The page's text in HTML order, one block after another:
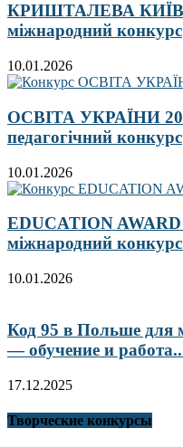
КРИШТАЛЕВА
міжнародний конкурс
10.01.2026
ОСВІТА УКРАЇНИ
педагогічний конкурс
10.01.2026
EDUCATION
міжнародний конкурс
10.01.2026
Код 95 в Польше для
— обучение и
17.12.2025
Творческие конкурсы